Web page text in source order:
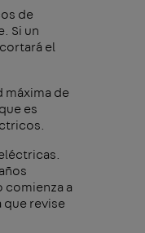
de
Si un
el
máxima de
es
comienza a
que revise